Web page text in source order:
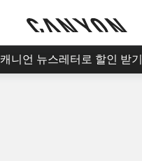
캐니언 뉴스레터로 할인 받기